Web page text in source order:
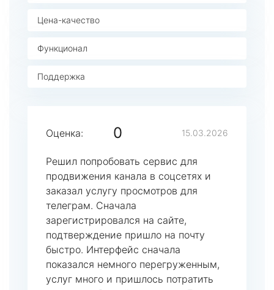
Цена-качество
Функционал
Поддержка
Оценка: 0 15.03.2026
Решил попробовать сервис для
продвижения канала в соцсетях и
заказал услугу просмотров для
телеграм. Сначала
зарегистрировался на сайте,
подтверждение пришло на почту
быстро. Интерфейс сначала
показался немного перегруженным,
услуг много и пришлось потратить